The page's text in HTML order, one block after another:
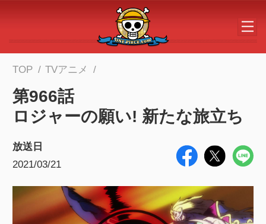
メインコンテンツへスキップする
TOP TVアニメ
第966話
ロジャーの願い! 新たな旅立ち
放送日
2021/03/21